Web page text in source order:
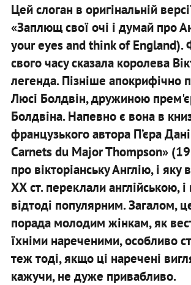
Цей слоган в оригінальній
«Заплющ свої очі і думай про
your eyes and think of England).
свого часу сказала королева
легенда. Пізніше апокрифічно
Люсі Болдвін, дружиною
Болдвіна. Напевно є вона в
французького автора П’єра
Carnets du Major Thompson»
про вікторіанську Англію, і
ХХ ст. переклали англійською, і
відтоді популярним. Загалом,
порада молодим жінкам, як
їхніми нареченими, особливо
теж тоді, якщо ці наречені
кажучи, не дуже привабливо.